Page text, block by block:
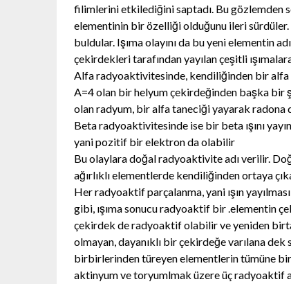
filimlerini etkilediğini saptadı. Bu gözlemden
elementinin bir özelliği olduğunu ileri sürdüler.
buldular. Işıma olayını da bu yeni elementin
çekirdekleri tarafından yayılan çeşitli
Alfa radyoaktivitesinde, kendiliğinden bir alfa
A=4 olan bir helyum çekirdeğinden başka bir
olan radyum, bir alfa taneciği yayarak radona
Beta radyoaktivitesinde ise bir beta ışını
yani pozitif bir elektron da olabilir
Bu olaylara doğal radyoaktivite adı verilir.
ağırlıklı elementlerde kendiliğinden ortaya
Her radyoaktif parçalanma, yani ışın
gibi, ışıma sonucu radyoaktif bir .elementin
çekirdek de radyoaktif olabilir ve yeniden
olmayan, dayanıklı bir çekirdeğe varılana
birbirlerinden türeyen elementlerin tümüne
aktinyum ve toryumlmak üzere üç radyoaktif